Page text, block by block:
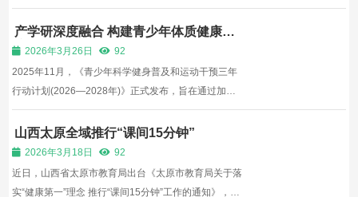
13日17时，考生可查询本人成绩。 考生可登录招考资
讯网（http://www.zhaokao.net），点击2026年天津市
中考体育成绩查询链接，进入查询页面，输入考生信息
后即可查询。...
产学研深度融合 构建青少年体质健康多
维支撑体系
2026年3月26日
92
2025年11月，《青少年科学健身普及和运动干预三年
行动计划(2026―2028年)》正式发布，旨在通过加强
青少年科学健身普及和运动干预，发挥体育锻炼增强青
少年体质的功能，提升儿童和青少年的健康素质。近
日，安踏儿童与北京体育大学正式宣布共建“儿童青少
年体质健康...
山西太原全域推行“课间15分钟”
2026年3月18日
92
近日，山西省太原市教育局出台《太原市教育局关于落
实“健康第一”理念 推行“课间15分钟”工作的通知》，在